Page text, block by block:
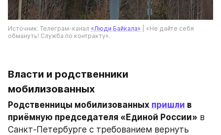
Источник: Телеграм-канал «Люди Байкала» | «Не дайте себя
обмануть! Служба по контракту».
Власти и родственники
мобилизованных
Родственницы мобилизованных пришли в
приёмную председателя «Единой России» в
Санкт-Петербурге с требованием вернуть